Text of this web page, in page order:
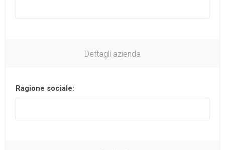
Dettagli azienda
Ragione sociale: